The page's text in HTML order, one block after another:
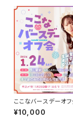
ここなバースデーオ
¥10,000